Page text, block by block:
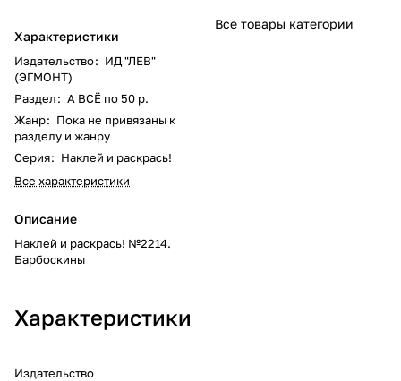
Характеристики
Издательство: ИД "ЛЕВ"
(ЭГМОНТ)
Раздел: А ВСЁ по 50 р.
Жанр: Пока не привязаны к
разделу и жанру
Серия: Наклей и раскрась!
Все характеристики
Описание
Наклей и раскрась! №2214.
Барбоскины
Все товары категории
Характеристики
Издательство